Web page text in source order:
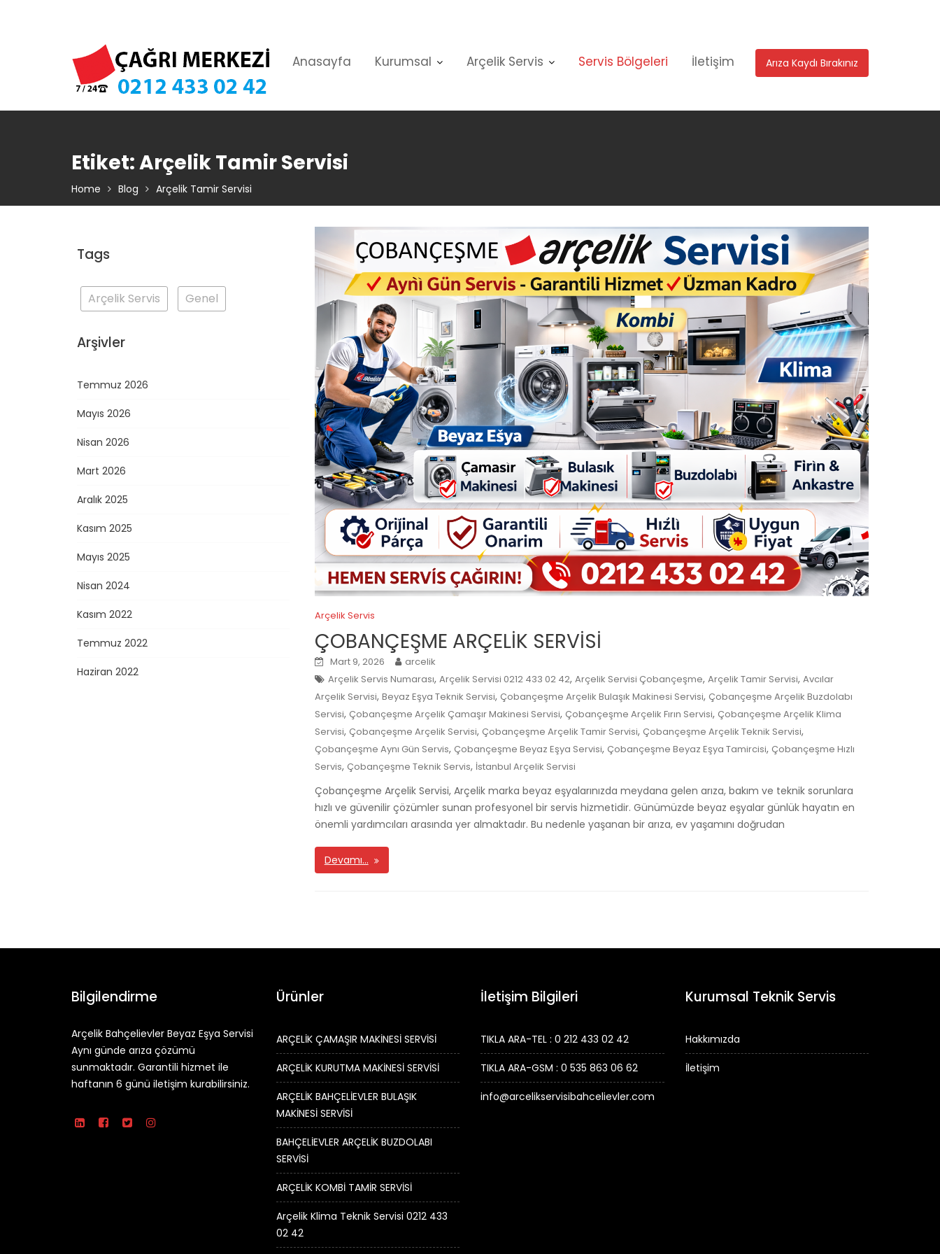
Arıza Kaydı Bırakınız
Anasayfa Kurumsal Arçelik Servis Servis Bölgeleri İletişim
Etiket:Arçelik Tamir Servisi
Home Blog Arçelik Tamir Servisi
Arçelik Servis
ÇOBANÇEŞME ARÇELİK SERVİSİ
Mart 9, 2026
arcelik
Arçelik Servis Numarası, Arçelik Servisi 0212 433 02 42, Arçelik Servisi Çobançeşme, Arçelik Tamir Servisi, Avcılar
Arçelik Servisi, Beyaz Eşya Teknik Servisi, Çobançeşme Arçelik Bulaşık Makinesi Servisi, Çobançeşme Arçelik Buzdolabı
Servisi, Çobançeşme Arçelik Çamaşır Makinesi Servisi, Çobançeşme Arçelik Fırın Servisi, Çobançeşme Arçelik Klima
Servisi, Çobançeşme Arçelik Servisi, Çobançeşme Arçelik Tamir Servisi, Çobançeşme Arçelik Teknik Servisi,
Çobançeşme Aynı Gün Servis, Çobançeşme Beyaz Eşya Servisi, Çobançeşme Beyaz Eşya Tamircisi, Çobançeşme Hızlı
Servis, Çobançeşme Teknik Servis, İstanbul Arçelik Servisi
Çobançeşme Arçelik Servisi, Arçelik marka beyaz eşyalarınızda meydana gelen arıza, bakım ve teknik sorunlara
hızlı ve güvenilir çözümler sunan profesyonel bir servis hizmetidir. Günümüzde beyaz eşyalar günlük hayatın en
önemli yardımcıları arasında yer almaktadır. Bu nedenle yaşanan bir arıza, ev yaşamını doğrudan
Devamı…
Tags
Arçelik Servis Genel
Arşivler
Temmuz 2026
Mayıs 2026
Nisan 2026
Mart 2026
Aralık 2025
Kasım 2025
Mayıs 2025
Nisan 2024
Kasım 2022
Temmuz 2022
Haziran 2022
Bilgilendirme
Arçelik Bahçelievler Beyaz Eşya Servisi
Aynı günde arıza çözümü
sunmaktadır. Garantili hizmet ile
haftanın 6 günü iletişim kurabilirsiniz.
Ürünler
ARÇELİK ÇAMAŞIR MAKİNESİ SERVİSİ
ARÇELİK KURUTMA MAKİNESİ SERVİSİ
ARÇELİK BAHÇELİEVLER BULAŞIK
MAKİNESİ SERVİSİ
BAHÇELİEVLER ARÇELİK BUZDOLABI
SERVİSİ
ARÇELİK KOMBİ TAMİR SERVİSİ
Arçelik Klima Teknik Servisi 0212 433
02 42
İletişim Bilgileri
TIKLA ARA-TEL : 0 212 433 02 42
TIKLA ARA-GSM : 0 535 863 06 62
info@arcelikservisibahcelievler.com
Kurumsal Teknik Servis
Hakkımızda
İletişim